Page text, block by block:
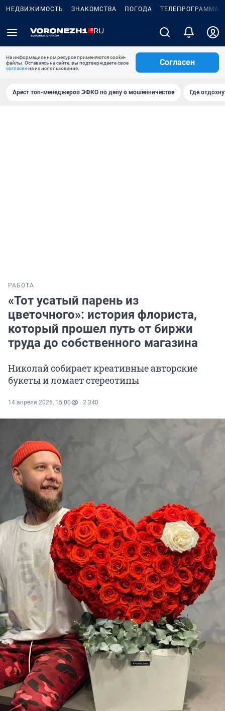
НЕДВИЖИМОСТЬ ЗНАКОМСТВА ПОГОДА ТЕЛЕПРОГРАММА
На информационном ресурсе применяются cookie-
файлы. Оставаясь на сайте, вы подтверждаете свое
согласиена их использование.
Согласен
Арест топ-менеджеров ЭФКО по делу о мошенничестве Где
РАБОТА
«Тот усатый парень из
цветочного»: история флориста,
который прошел путь от биржи
труда до собственного магазина
Николай собирает креативные авторские
букеты и ломает стереотипы
14 апреля 2025, 15:00 2 340